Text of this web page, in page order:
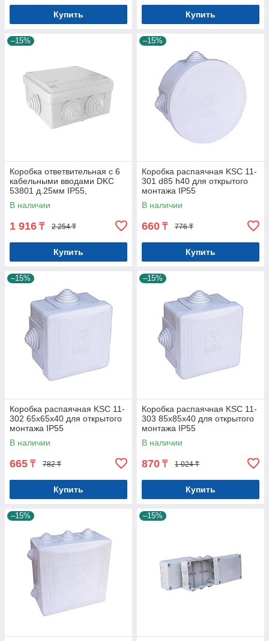
Купить Купить
–15%
Коробка ответвительная с 6
кабельными вводами DKC
53801 д.25мм IP55,
100х100х50 мм
В наличии
1 916 ₸ 2 254 ₸
Купить
–15%
Коробка распаячная KSC 11-
301 d85 h40 для открытого
монтажа IP55
В наличии
660 ₸ 776 ₸
Купить
–15%
Коробка распаячная KSC 11-
302 65х65х40 для открытого
монтажа IP55
В наличии
665 ₸ 782 ₸
Купить
–15%
Коробка распаячная KSC 11-
303 85х85х40 для открытого
монтажа IP55
В наличии
870 ₸ 1 024 ₸
Купить
–15% –15%